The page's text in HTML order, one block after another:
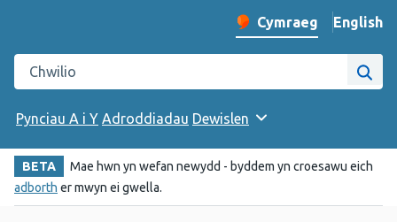
Newid iaith y wefan
Cymraeg English
–
Chwilio gwefan Iechyd Cyhoeddus Cymru
Pynciau A i Y Adroddiadau Dewislen
BETA
Mae hwn yn wefan newydd - byddem yn croesawu eich
adborth er mwyn ei gwella.